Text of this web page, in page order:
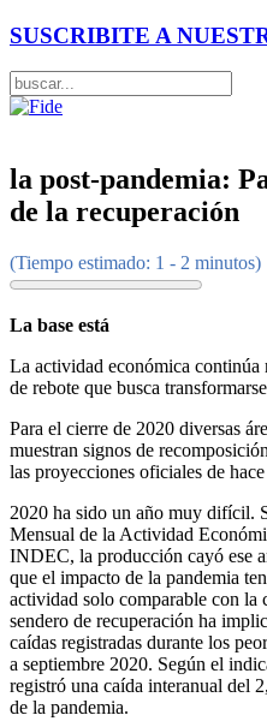
SUSCRIBITE A
la post-pandemia:
de la recuperación
(Tiempo estimado: 1 - 2 minutos)
La base está
La actividad económica continúa
de rebote que busca
Para el cierre de 2020 diversas
muestran signos de
las proyecciones oficiales de hace
2020 ha sido un año muy difícil.
Mensual de la Actividad
INDEC, la producción cayó ese
que el impacto de la pandemia
actividad solo comparable con la
sendero de recuperación ha
caídas registradas durante los
a septiembre 2020. Según el
registró una caída interanual del
de la pandemia.